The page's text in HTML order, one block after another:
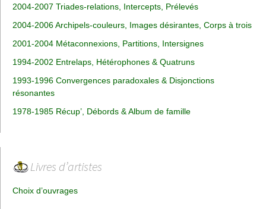
2004-2007 Triades-relations, Intercepts, Prélevés
2004-2006 Archipels-couleurs, Images désirantes, Corps à trois
2001-2004 Métaconnexions, Partitions, Intersignes
1994-2002 Entrelaps, Hétérophones & Quatruns
1993-1996 Convergences paradoxales & Disjonctions
résonantes
1978-1985 Récup’, Débords & Album de famille
Livres d’artistes
Choix d’ouvrages